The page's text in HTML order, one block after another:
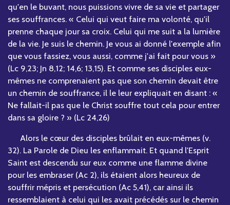
qu'en le buvant, nous puissions vivre de sa vie et partager
ses souffrances. « Celui qui veut faire ma volonté, qu'il
prenne chaque jour sa croix. Celui qui me suit a la lumière
de la vie. Je suis le chemin. Je vous ai donné l'exemple afin
que vous fassiez, vous aussi, comme j'ai fait pour vous »
(Lc 9,23; Jn 8,12; 14,6; 13,15). Et comme ses disciples eux-
mêmes ne comprenaient pas que son chemin devait être
un chemin de souffrance, il le leur expliquait en disant : «
Ne fallait-il pas que le Christ souffre tout cela pour entrer
dans sa gloire ? » (Lc 24,26)
Alors le cœur des disciples brûlait en eux-mêmes (v.
32). La Parole de Dieu les enflammait. Et quand l'Esprit
Saint est descendu sur eux comme une flamme divine
pour les embraser (Ac 2), ils étaient alors heureux de
souffrir mépris et persécution (Ac 5,41), car ainsi ils
ressemblaient à celui qui les avait précédés sur le chemin